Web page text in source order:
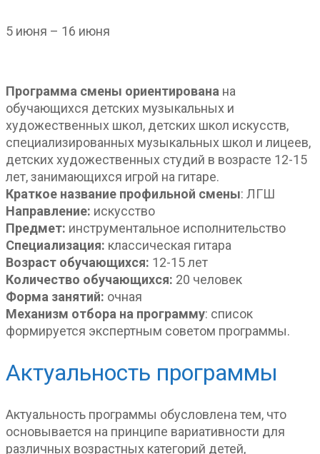
5 июня – 16 июня
Программа смены ориентирована на
обучающихся детских музыкальных и
художественных школ, детских школ искусств,
специализированных музыкальных школ и лицеев,
детских художественных студий в возрасте 12-15
лет, занимающихся игрой на гитаре.
Краткое название профильной смены: ЛГШ
Направление: искусство
Предмет: инструментальное исполнительство
Специализация: классическая гитара
Возраст обучающихся: 12-15 лет
Количество обучающихся: 20 человек
Форма занятий: очная
Механизм отбора на программу: список
формируется экспертным советом программы.
Актуальность программы
Актуальность программы обусловлена тем, что
основывается на принципе вариативности для
различных возрастных категорий детей,